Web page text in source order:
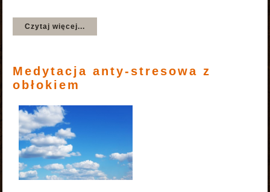
Czytaj więcej...
Medytacja anty-stresowa z
obłokiem